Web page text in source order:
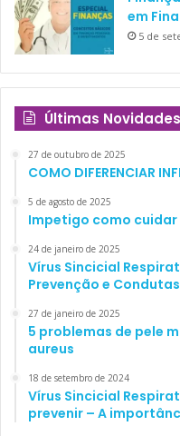
A principal vantagem em
e lucrativa é que vocês
trabalhar na empresa. O
suas atividades enquanto
em
5 de
Últimas Novidades
27 de outubro de 2025
COMO DIFERENCIAR
5 de agosto de 2025
Impetigo como
24 de janeiro de 2025
Vírus Sincicial
Prevenção e
27 de janeiro de 2025
5 problemas de pele
aureus
18 de setembro de 2024
Vírus Sincicial
prevenir – A